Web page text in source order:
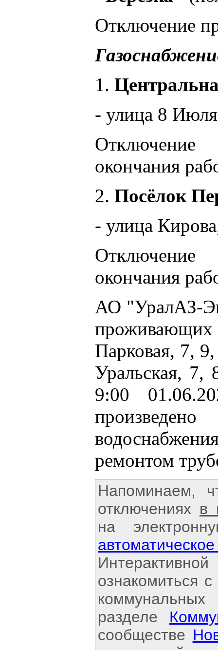
Отключение
1.
- улица 8
окончания
2. Посёлок
- улица
окончания
АО "УралАЗ-
Парковая, 7,
Уральская, 7,
9:00
ремонтом
Напоминаем,
отключениях в
на
ознакомиться
разделе
сообществе